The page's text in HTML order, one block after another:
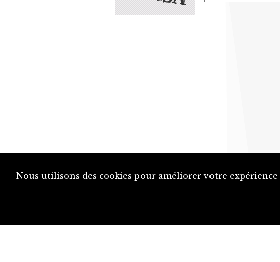
Nous utilisons des cookies pour améliorer votre